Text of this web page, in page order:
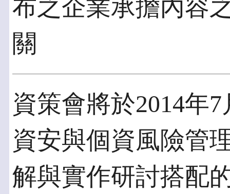
布之企業承擔內容
關
資策會將於2014年
資安與個資風險管
解與實作研討搭配